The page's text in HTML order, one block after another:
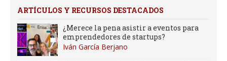
ARTÍCULOS Y RECURSOS DESTACADOS
¿Merece la pena asistir a eventos para
emprendedores de startups?
Iván García Berjano